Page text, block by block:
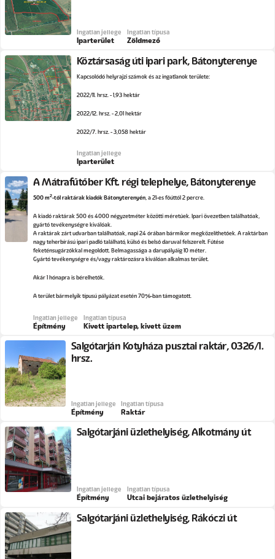
Ingatlan jellege
Iparterület
Ingatlan típusa
Zöldmező
Köztársaság úti ipari park, Bátonyterenye
Kapcsolódó helyrajzi számok és az ingatlanok területe:
2022/11. hrsz. - 1,93 hektár
2022/12. hrsz. - 2,01 hektár
2022/7. hrsz. - 3,058 hektár
Ingatlan jellege
Iparterület
A Mátrafűtőber Kft. régi telephelye, Bátonyterenye
500 m2-től raktárak kiadók Bátonyterenyén , a 21-es főúttól 2 percre.
A kiadó raktárak 500 és 4000 négyzetméter közötti méretűek. Ipari övezetben találhatóak,
gyártó tevékenységre kiválóak.
A raktárak zárt udvarban találhatóak, napi 24 órában bármikor megközelíthetőek. A raktárban
nagy teherbírású ipari padló található, külső és belső daruval felszerelt. Fűtése
feketénsugárzókkal megoldott. Belmagassága a darupályáig 10 méter.
Gyártó tevékenységre és/vagy raktározásra kiválóan alkalmas terület.
Akár 1 hónapra is bérelhetők.
A terület bármelyik típusú pályázat esetén 70%-ban támogatott.
Ingatlan jellege
Építmény
Ingatlan típusa
Kivett ipartelep, kivett üzem
Salgótarján Kotyháza pusztai raktár, 0326/1.
hrsz.
Ingatlan jellege
Építmény
Ingatlan típusa
Raktár
Salgótarjáni üzlethelyiség, Alkotmány út
Ingatlan jellege
Építmény
Ingatlan típusa
Utcai bejáratos üzlethelyiség
Salgótarjáni üzlethelyiség, Rákóczi út